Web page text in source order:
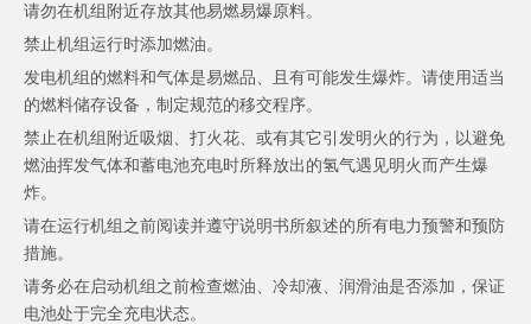
请勿在机组附近存放其他易燃易爆原料。
禁止机组运行时添加燃油。
发电机组的燃料和气体是易燃品、且有可能发生爆炸。请使用适当
的燃料储存设备，制定规范的移交程序。
禁止在机组附近吸烟、打火花、或有其它引发明火的行为，以避免
燃油挥发气体和蓄电池充电时所释放出的氢气遇见明火而产生爆
炸。
请在运行机组之前阅读并遵守说明书所叙述的所有电力预警和预防
措施。
请务必在启动机组之前检查燃油、冷却液、润滑油是否添加，保证
电池处于完全充电状态。